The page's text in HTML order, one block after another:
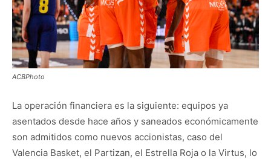
ACBPhoto
La operación financiera es la siguiente: equipos ya
asentados desde hace años y saneados económicamente
son admitidos como nuevos accionistas, caso del
Valencia Basket, el Partizan, el Estrella Roja o la Virtus, lo